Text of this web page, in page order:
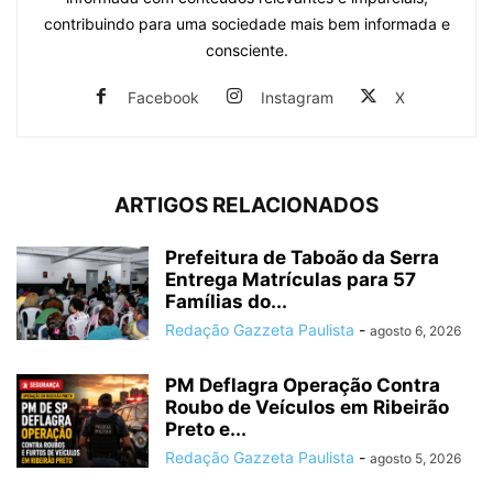
contribuindo para uma sociedade mais bem informada e
consciente.
Facebook Instagram X
ARTIGOS RELACIONADOS
Prefeitura de Taboão da Serra
Entrega Matrículas para 57
Famílias do...
Redação Gazzeta Paulista - agosto 6, 2026
PM Deflagra Operação Contra
Roubo de Veículos em Ribeirão
Preto e...
Redação Gazzeta Paulista - agosto 5, 2026